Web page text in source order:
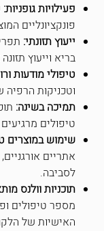
פעילויות גופניות:
פונקציונליים
ייעוץ תזונתי:
בריא וייעוץ
טיפולי מודעות
וטכניקות הרפיה
תמיכה בשינה:
טיפולים
שימוש במוצרים
אתריים
לסביבה.
תוכניות וולנס
מספר טיפולים
האישיות של